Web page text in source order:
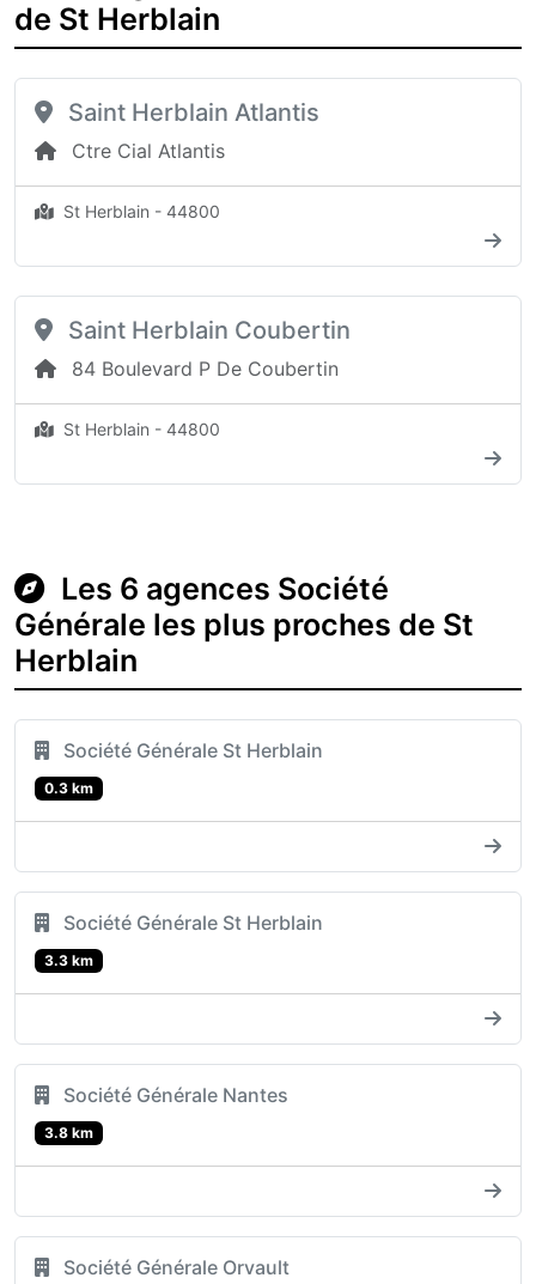
de St Herblain
Saint Herblain Atlantis
Ctre Cial Atlantis
St Herblain - 44800
Saint Herblain Coubertin
84 Boulevard P De Coubertin
St Herblain - 44800
Les 6 agences Société
Générale les plus proches de St
Herblain
Société Générale St Herblain
0.3 km
Société Générale St Herblain
3.3 km
Société Générale Nantes
3.8 km
Société Générale Orvault